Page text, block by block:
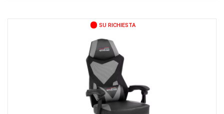
SU RICHIESTA